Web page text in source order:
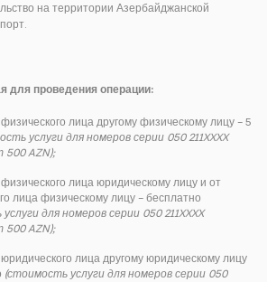
на территории Азербайджанской
для проведения операции:
лица другому физическому лицу – 5
услуги для номеров серии 050 211XXXX
500 AZN);
лица юридическому лицу и от
лица физическому лицу – бесплатно
для номеров серии 050 211XXXX
500 AZN);
лица другому юридическому лицу
(стоимость услуги для номеров серии 050